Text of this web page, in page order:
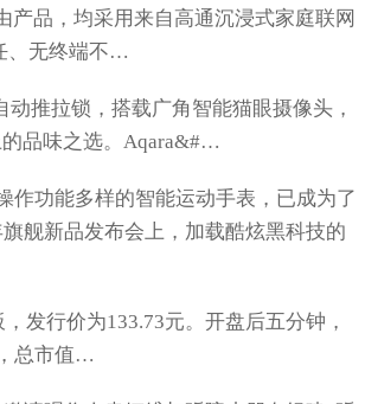
品，均采用来自高通沉浸式家庭联网
、无终端不…
拉锁，搭载广角智能猫眼摄像头，
品味之选。Aqara&#…
功能多样的智能运动手表，已成为了
舰新品发布会上，加载酷炫黑科技的
行价为133.73元。开盘后五分钟，
总市值…